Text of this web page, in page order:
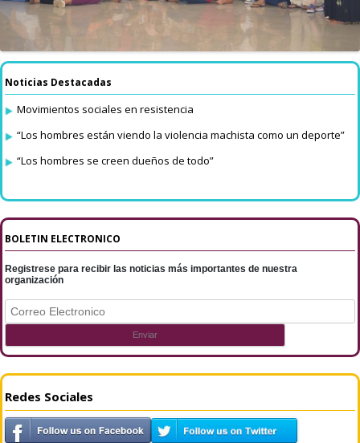
Noticias Destacadas
Movimientos sociales en resistencia
“Los hombres están viendo la violencia machista como un deporte”
“Los hombres se creen dueños de todo”
BOLETIN ELECTRONICO
Registrese para recibir las noticias más importantes de nuestra
organización
Redes Sociales